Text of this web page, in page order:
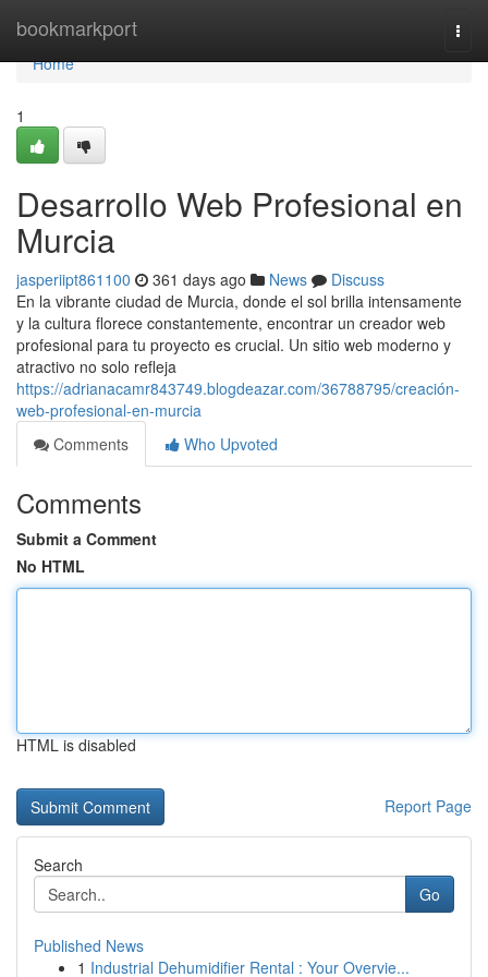
bookmarkport
Home
Home
1
Desarrollo Web Profesional en
Murcia
jasperiipt861100 361 days ago News
Discuss
En la vibrante ciudad de Murcia, donde el sol brilla intensamente
y la cultura florece constantemente, encontrar un creador web
profesional para tu proyecto es crucial. Un sitio web moderno y
atractivo no solo refleja
https://adrianacamr843749.blogdeazar.com/36788795/creación-
web-profesional-en-murcia
Comments
Who Upvoted
Comments
Submit a Comment
No HTML
HTML is disabled
Report Page
Search
Go
Published News
1 Industrial Dehumidifier Rental : Your Overvie...